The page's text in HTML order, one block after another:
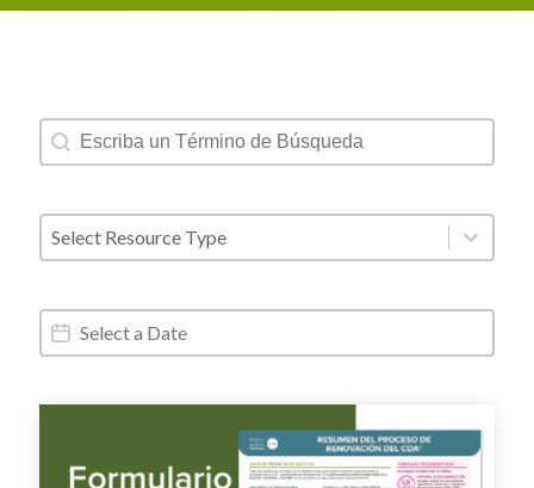
Resources - Text Search
Search content
Resources - Post Type
Select content
Resources - Date Range
Date